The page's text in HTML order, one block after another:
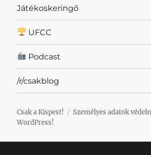
Játékoskeringő
UFCC
Podcast
/r/csakblog
Csak a Kispest! Személyes adatok
WordPress!